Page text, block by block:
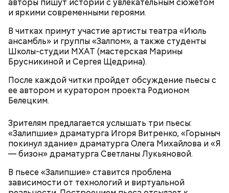
авторы пишут истории с увлекательным сюжетом
и яркими современными героями.
В читках примут участие артисты театра «Июль
ансамбль» и группы «Залпом», а также студенты
Школы-студии МХАТ (мастерская Марины
Брусникиной и Сергея Щедрина).
После каждой читки пройдет обсуждение пьесы с
ее автором и куратором проекта Родионом
Белецким.
Зрителям предлагается услышать три пьесы:
«Залипшие» драматурга Игоря Витренко, «Горыныч
покинул здание» драматурга Олега Михайлова и «Я
— бизон» драматурга Светланы Лукьяновой.
В пьесе «Залипшие» ставится проблема
зависимости от технологий и виртуальной
сквернословить, а кроме того пустословить,
болтать;
чревоугодничать;
гневаться, что по поводу, что без повода.
Попав под власть чар Фэй, Джек соглашается, и как
по нотам разыгрывает «иллюзию убийства». После
того, как девушка исчезает, полиция, мафия и Винс
начинают охотиться за Джеком, чтобы выяснить,
Джим Моррисон, «Дорз» (The Doors,
1991)